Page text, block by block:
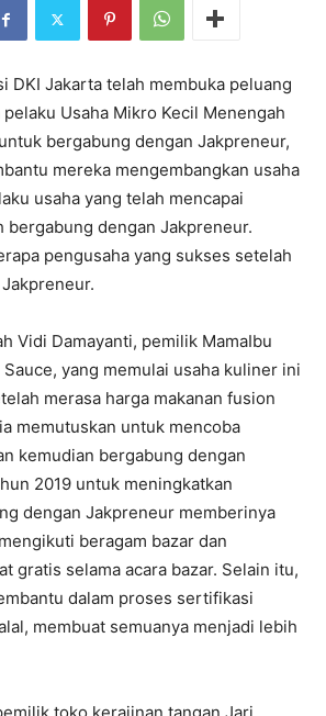
DKI Jakarta telah membuka peluang
Usaha Mikro Kecil Menengah
bergabung dengan Jakpreneur,
mereka mengembangkan usaha
usaha yang telah mencapai
bergabung dengan Jakpreneur.
pengusaha yang sukses setelah
Vidi Damayanti, pemilik MamaIbu
yang memulai usaha kuliner ini
merasa harga makanan fusion
memutuskan untuk mencoba
kemudian bergabung dengan
2019 untuk meningkatkan
dengan Jakpreneur memberinya
beragam bazar dan
gratis selama acara bazar. Selain itu,
dalam proses sertifikasi
membuat semuanya menjadi lebih